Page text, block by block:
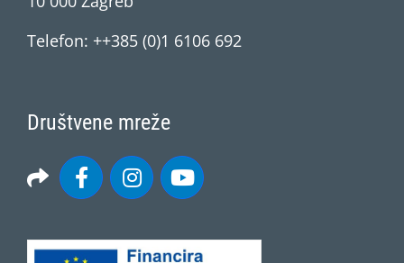
Telefon: ++385 (0)1 6106 692
Društvene mreže